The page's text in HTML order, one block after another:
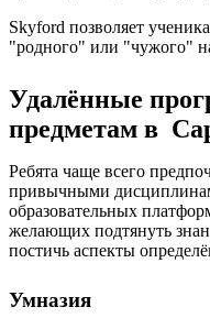
Skyford позволяет
"родного" или "чужого"
Удалённые
предметам в
Ребята чаще всего
привычными
образовательных
желающих подтянуть
постичь аспекты
Умназия